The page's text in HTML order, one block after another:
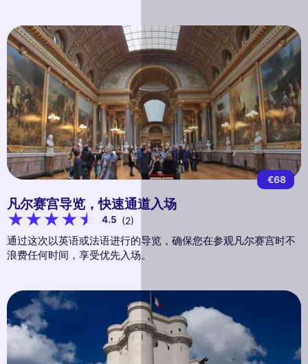
€68
凡尔赛宫导览，快速通道入场
4.5 (2)
通过这次以英语或法语进行的导览，确保您在参观凡尔赛宫时不
浪费任何时间，享受优先入场。